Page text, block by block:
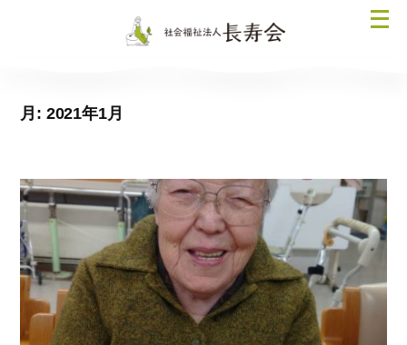
メ
月: 2021年1月